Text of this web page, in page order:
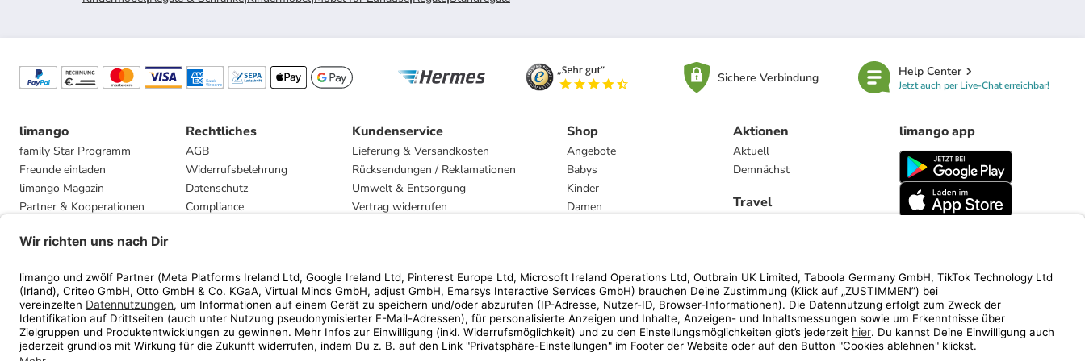
Sichere Verbindung Help Center
Jetzt auch per Live-Chat erreichbar!
limango
family Star Programm
Freunde einladen
limango Magazin
Partner & Kooperationen
Presse
Rechtliches
AGB
Widerrufsbelehrung
Datenschutz
Compliance
Kundenservice
Lieferung & Versandkosten
Rücksendungen / Reklamationen
Umwelt & Entsorgung
Vertrag widerrufen
Shop
Angebote
Babys
Kinder
Damen
Marken
Aktionen
Aktuell
Demnächst
Travel
limango app
limango.nl limango.pl